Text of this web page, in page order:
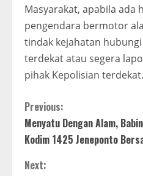
Masyarakat, apabila ada
pengendara bermotor
tindak kejahatan
terdekat atau segera
pihak Kepolisian
C
o
n
Previous:
Menyatu Dengan Alam,
Kodim 1425 Jeneponto
Next: